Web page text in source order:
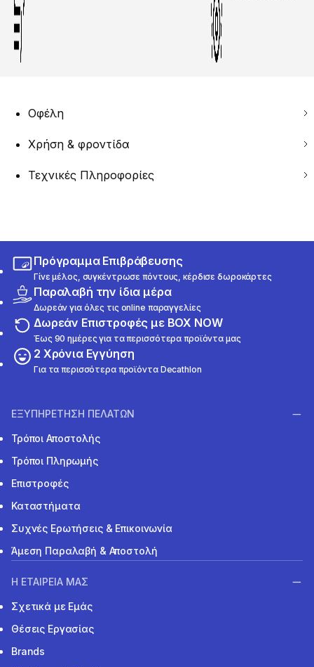
Οφέλη
Χρήση & φροντίδα
Τεχνικές Πληροφορίες
Πρόγραμμα Επιβράβευσης
Γίνε μέλος, συγκέντρωσε πόντους, κέρδισε δωροκάρτες
Παραλαβή την ίδια μέρα
Δωρεάν για όλες τις online παραγγελίες
Δωρεάν Επιστροφές με BOX NOW
Έως 90 ημέρες για τα περισσότερα προϊόντα μας
2 Χρόνια Εγγύηση
Για τα περισσότερα προϊόντα Decathlon
ΕΞΥΠΗΡΕΤΗΣΗ ΠΕΛΑΤΩΝ
Τρόποι Αποστολής
Τρόποι Πληρωμής
Επιστροφές
Καταστήματα
Συχνές Ερωτήσεις & Επικοινωνία
Άμεση Παραλαβή & Αποστολή
Η ΕΤΑΙΡΕΙΑ ΜΑΣ
Σχετικά με Εμάς
Θέσεις Εργασίας
Brands